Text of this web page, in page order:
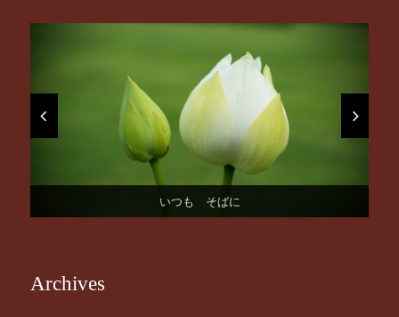
いつも そばに
はじまりの日。
桜の季節になりました！
お誕生日おめでとうございます
謹賀新年
Archives